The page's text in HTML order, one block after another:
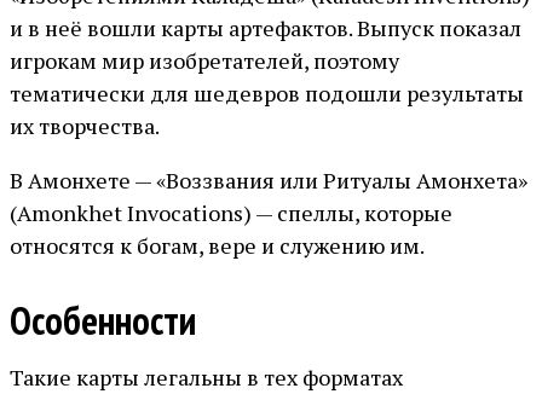
и в неё вошли карты артефактов. Выпуск показал
игрокам мир изобретателей, поэтому
тематически для шедевров подошли результаты
их творчества.
В Амонхете — «Воззвания или Ритуалы Амонхета»
(Amonkhet Invocations) — спеллы, которые
относятся к богам, вере и служению им.
Особенности
Такие карты легальны в тех форматах